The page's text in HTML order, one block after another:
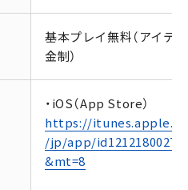
基本プレイ無料（アイテ
金制）
・iOS（App Store）
https://
/jp/app/id1212180027?
&mt=8